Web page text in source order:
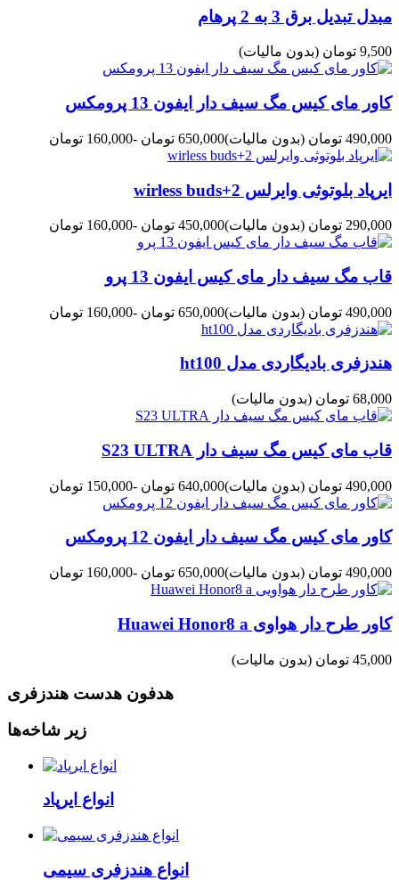
مبدل تبدیل برق 3 به 2 پرهام
9,500 تومان (بدون مالیات)
کاور مای کیس مگ سیف دار ایفون 13 پرومکس
490,000 تومان (بدون مالیات)650,000 تومان -160,000 تومان
ایرپاد بلوتوثی وایرلس wirless buds+2
290,000 تومان (بدون مالیات)450,000 تومان -160,000 تومان
قاب مگ سیف دار مای کیس ایفون 13 پرو
490,000 تومان (بدون مالیات)650,000 تومان -160,000 تومان
هندزفری بادیگاردی مدل ht100
68,000 تومان (بدون مالیات)
قاب مای کیس مگ سیف دار S23 ULTRA
490,000 تومان (بدون مالیات)640,000 تومان -150,000 تومان
کاور مای کیس مگ سیف دار ایفون 12 پرومکس
490,000 تومان (بدون مالیات)650,000 تومان -160,000 تومان
کاور طرح دار هواوی Huawei Honor8 a
45,000 تومان (بدون مالیات)
هدفون هدست هندزفری
زیر شاخه‌ها
انواع ایرپاد
انواع هندزفری سیمی